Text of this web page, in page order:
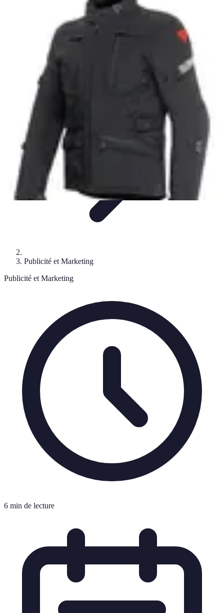
Marketing des Marques
Design et
Tendances Histoires de Marques
Marques Iconiques
Publicité et Marketing
Publicité et Marketing
6 min de lecture